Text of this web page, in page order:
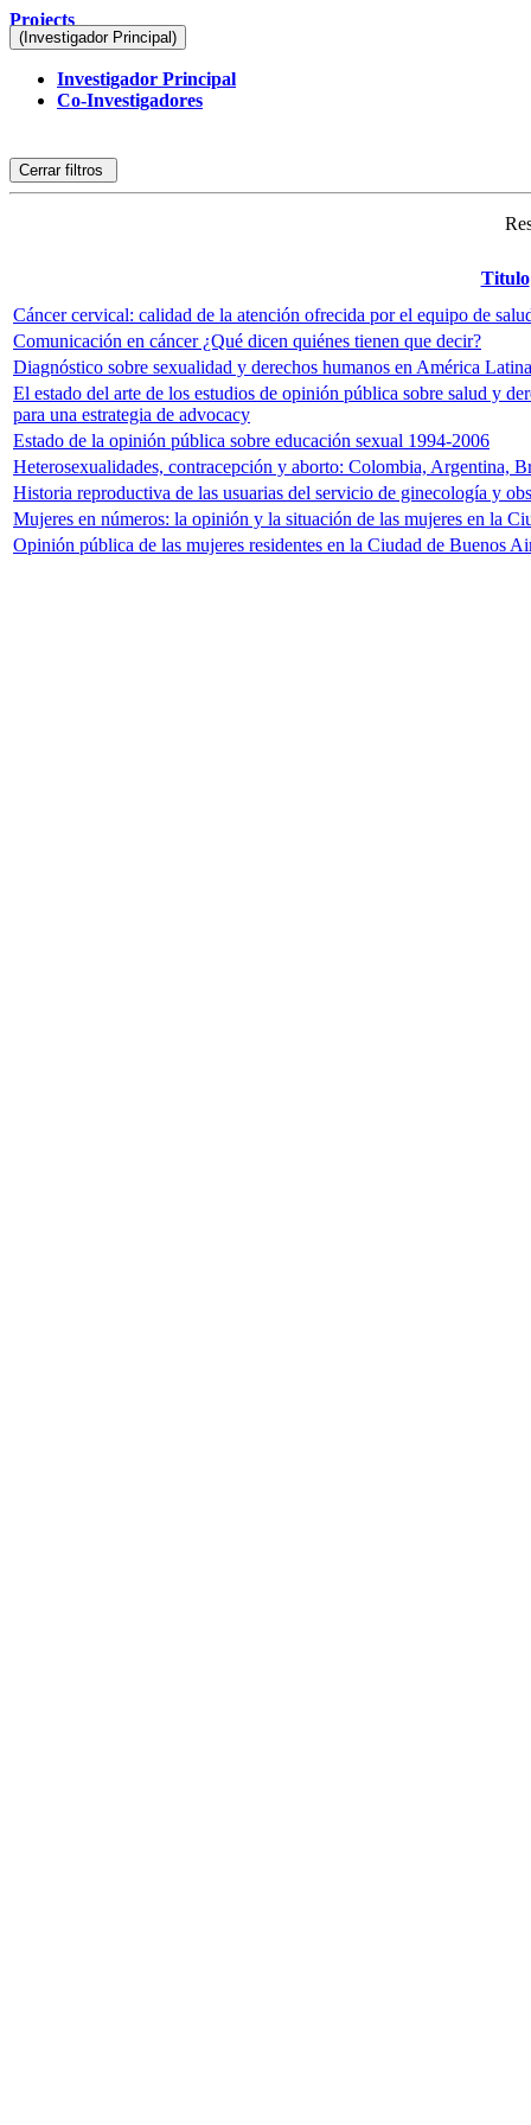
Projects
(Investigador Principal)
Investigador Principal
Co-Investigadores
Cerrar filtros
Titulo
Cáncer cervical: calidad de la atención ofrecida por el equipo de
Comunicación en cáncer ¿Qué dicen quiénes tienen que decir?
Diagnóstico sobre sexualidad y derechos humanos en América
El estado del arte de los estudios de opinión pública sobre salud y
para una estrategia de advocacy
Estado de la opinión pública sobre educación sexual 1994-2006
Heterosexualidades, contracepción y aborto: Colombia, Argentina,
Historia reproductiva de las usuarias del servicio de ginecología y
Mujeres en números: la opinión y la situación de las mujeres en la
Opinión pública de las mujeres residentes en la Ciudad de Buenos